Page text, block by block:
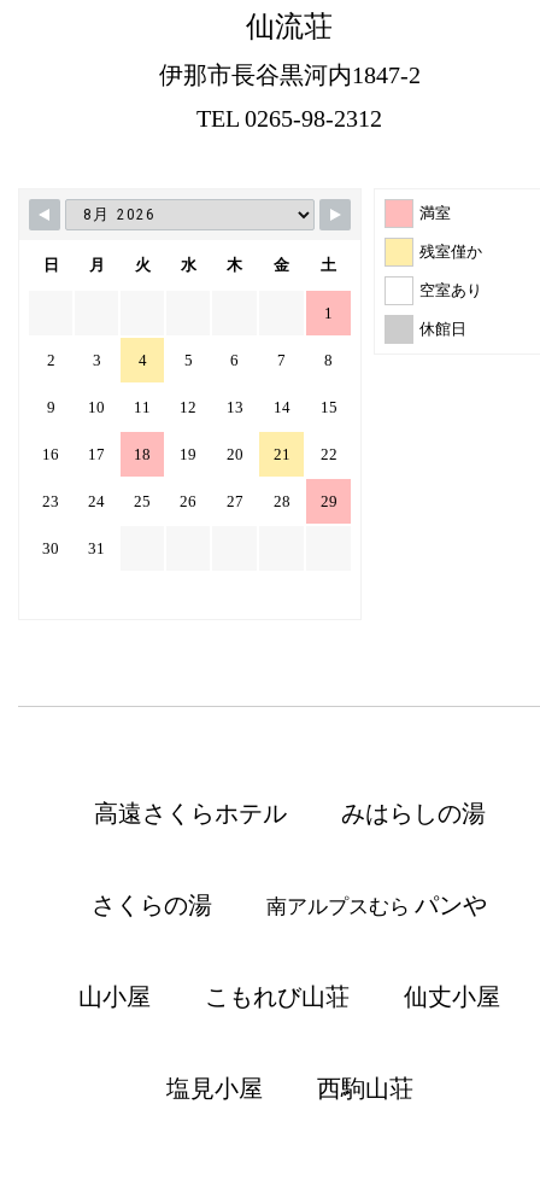
仙流荘
伊那市長谷黒河内1847-2
TEL 0265-98-2312
満室
残室僅か
空室あり
休館日
日 月 火 水 木 金 土
1
2 3 4 5 6 7 8
9 10 11 12 13 14 15
16 17 18 19 20 21 22
23 24 25 26 27 28 29
30 31
高遠さくらホテル みはらしの湯
さくらの湯 南アルプスむら パンや
山小屋 こもれび山荘 仙丈小屋
塩見小屋 西駒山荘